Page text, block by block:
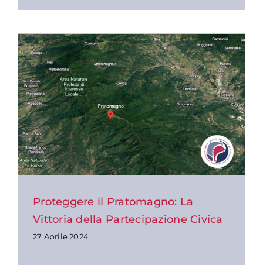
Proteggere il Pratomagno: La
Vittoria della Partecipazione Civica
27 Aprile 2024